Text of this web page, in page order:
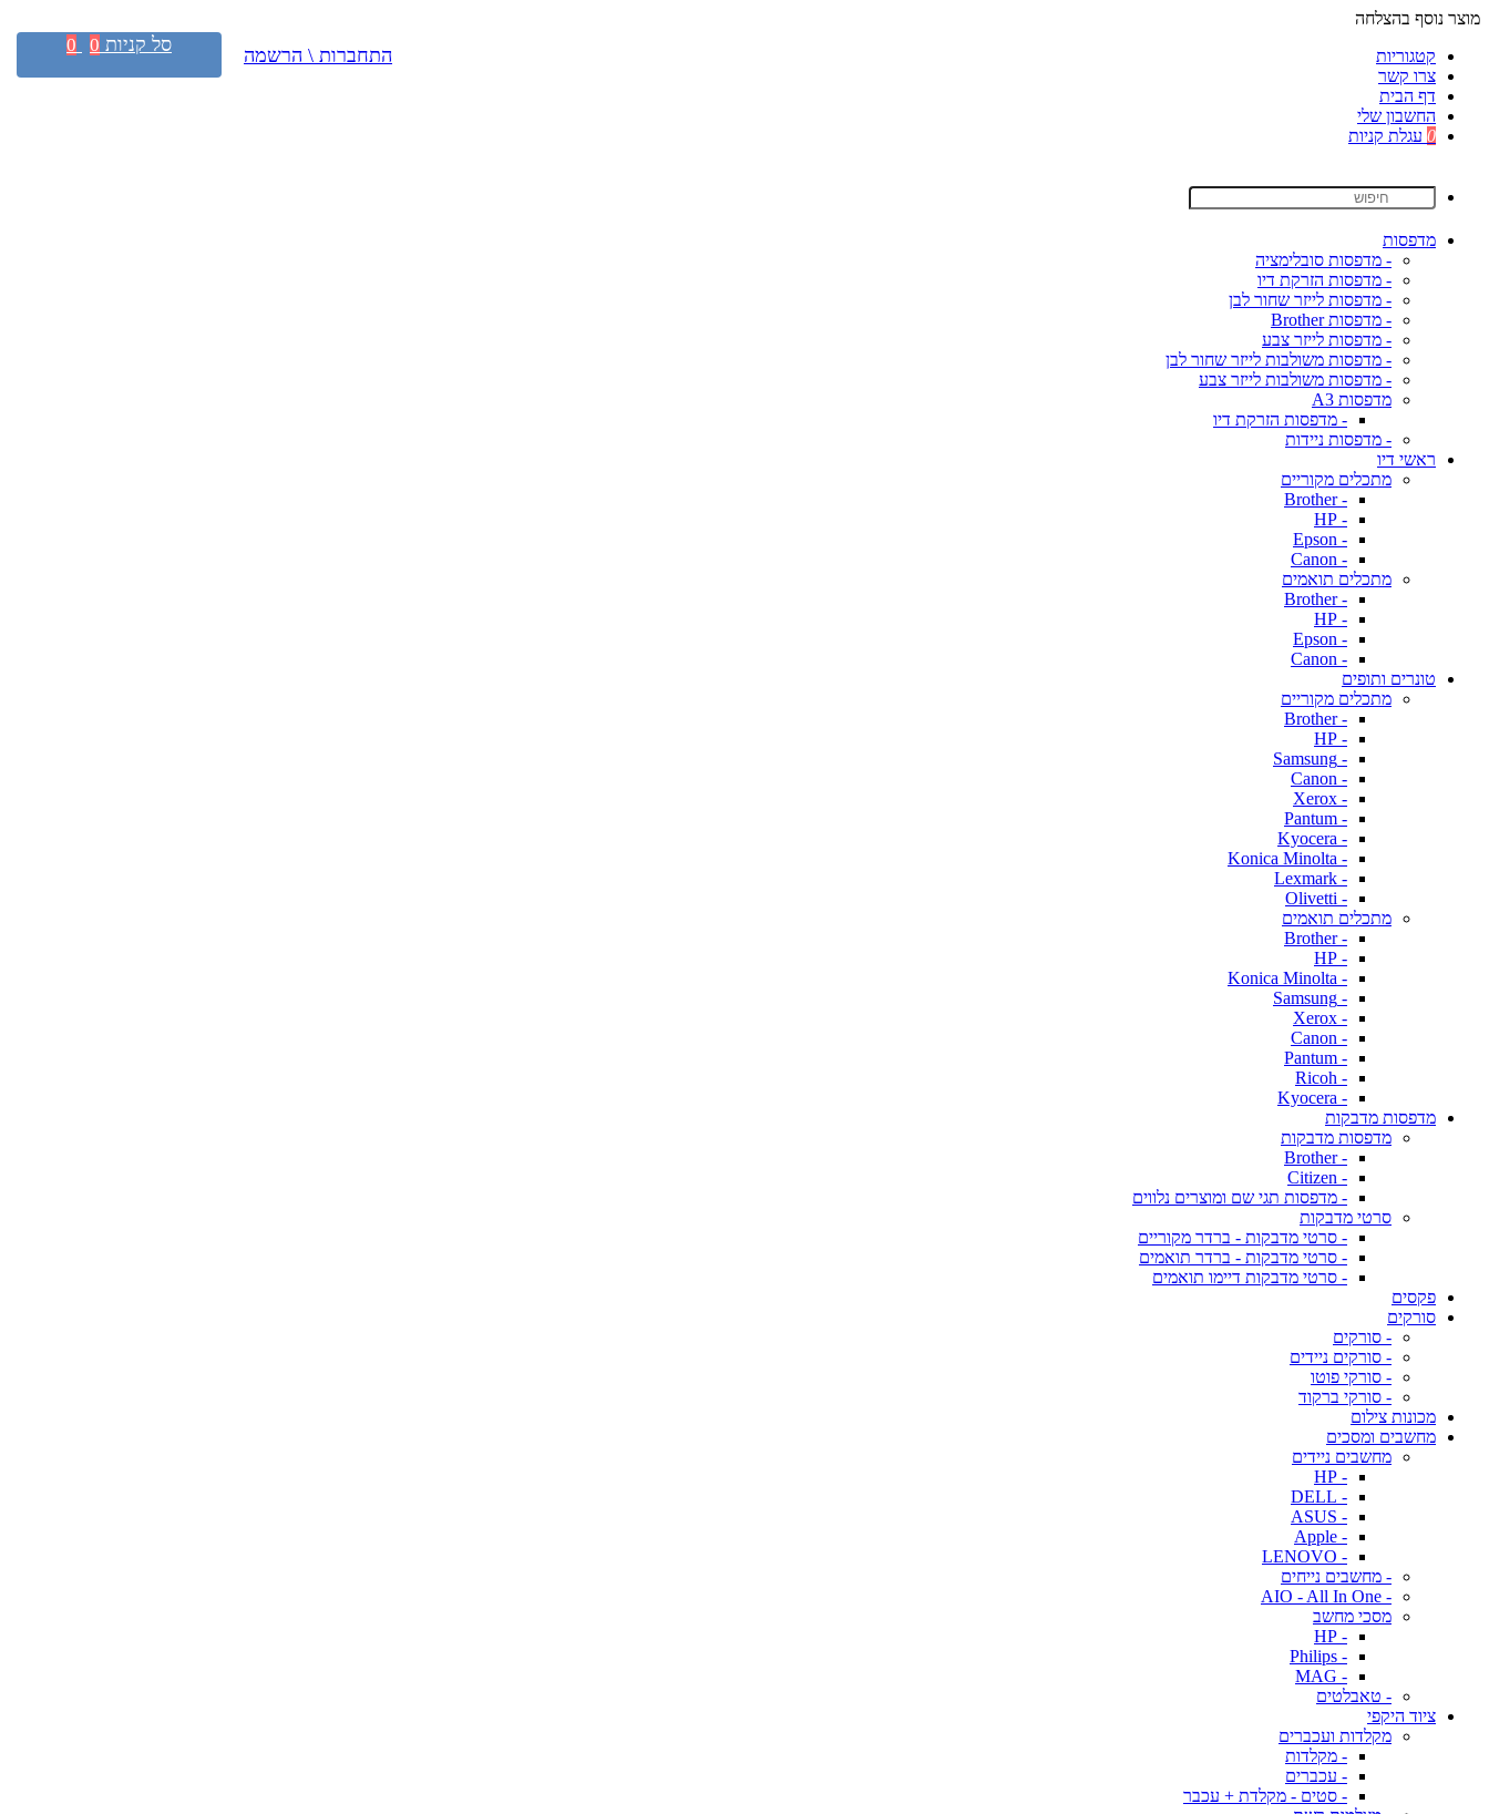
מוצר נוסף בהצלחה
קטגוריות
צרו קשר
דף הבית
החשבון שלי
0 עגלת קניות
מדפסות
- מדפסות סובלימציה
- מדפסות הזרקת דיו
- מדפסות לייזר שחור לבן
- מדפסות Brother
- מדפסות לייזר צבע
- מדפסות משולבות לייזר שחור לבן
- מדפסות משולבות לייזר צבע
מדפסות A3
- מדפסות הזרקת דיו
- מדפסות ניידות
ראשי דיו
מתכלים מקוריים
- Brother
- HP
- Epson
- Canon
מתכלים תואמים
- Brother
- HP
- Epson
- Canon
טונרים ותופים
מתכלים מקוריים
- Brother
- HP
- Samsung
- Canon
- Xerox
- Pantum
- Kyocera
- Konica Minolta
- Lexmark
- Olivetti
מתכלים תואמים
- Brother
- HP
- Konica Minolta
- Samsung
- Xerox
- Canon
- Pantum
- Ricoh
- Kyocera
מדפסות מדבקות
מדפסות מדבקות
- Brother
- Citizen
- מדפסות תגי שם ומוצרים נלווים
סרטי מדבקות
- סרטי מדבקות - ברדר מקוריים
- סרטי מדבקות - ברדר תואמים
- סרטי מדבקות דיימו תואמים
פקסים
סורקים
- סורקים
- סורקים ניידים
- סורקי פוטו
- סורקי ברקוד
מכונות צילום
מחשבים ומסכים
מחשבים ניידים
- HP
- DELL
- ASUS
- Apple
- LENOVO
- מחשבים נייחים
- AIO - All In One
מסכי מחשב
- HP
- Philips
- MAG
- טאבלטים
ציוד היקפי
מקלדות ועכברים
- מקלדות
- עכברים
- סטים - מקלדת + עכבר
התחברות \ הרשמה סל קניות 0
0